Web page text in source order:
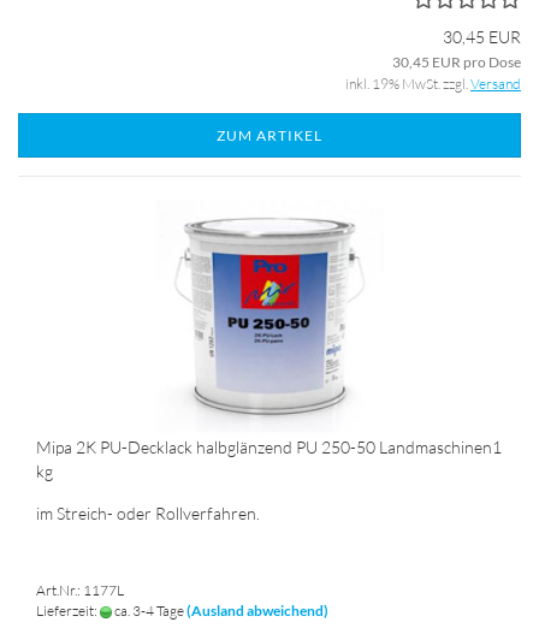
30,45 EUR
30,45 EUR pro Dose
inkl. 19% MwSt. zzgl.Versand
ZUM ARTIKEL
Mipa 2K PU-Decklack halbglänzend PU 250-50 Landmaschinen1
kg
im Streich- oder Rollverfahren.
Art.Nr.: 1177L
Lieferzeit:
ca. 3-4 Tage(Ausland abweichend)